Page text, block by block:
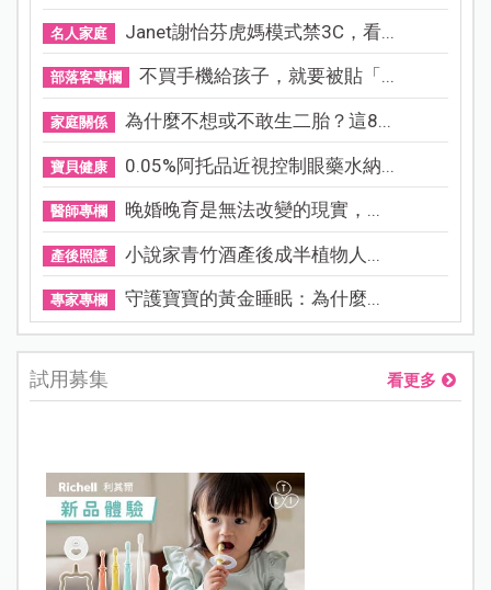
名人家庭 Janet謝怡芬虎媽模式禁3C，看...
部落客專欄 不買手機給孩子，就要被貼「...
家庭關係 為什麼不想或不敢生二胎？這8...
寶貝健康 0.05%阿托品近視控制眼藥水納...
醫師專欄 晚婚晚育是無法改變的現實，...
產後照護 小說家青竹酒產後成半植物人...
專家專欄 守護寶寶的黃金睡眠：為什麼...
試用募集 看更多